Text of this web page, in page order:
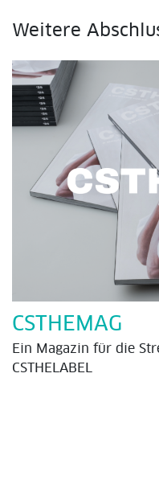
Weitere
CSTHEMAG
Ein Magazin für die
CSTHELABEL